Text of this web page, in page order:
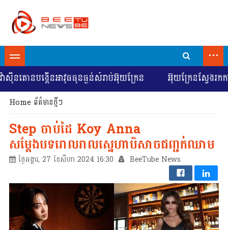
...
ង្កើនអាវុធធុនធ្ងន់សំរាប់អ៊ុយក្រែន អ៊ុយក្រែនស្វែងរកការចរ
Home ព័ត៌មានថ្មីៗ
Step ចាប់ដៃ Koy Anna
សម្តែងបទរោលរាលស្នេហាបិសាចជញ្ជក់ឈាម
ថ្ងៃអង្គារ, 27 ខែសីហា 2024 16:30 BeeTube News